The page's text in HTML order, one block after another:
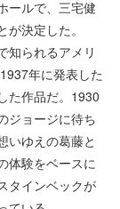
ールで、三宅健
決定した。
知られるアメリ
年に発表した
た作品だ。1930
ジョージに待ち
いゆえの葛藤と
体験をベースに
タインベックが